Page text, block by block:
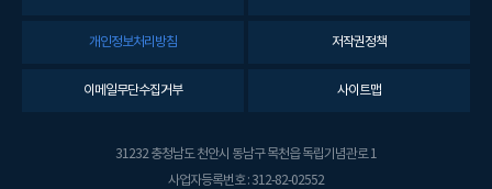
개인정보처리방침 저작권정책
이메일무단수집거부 사이트맵
31232 충청남도 천안시 동남구 목천읍 독립기념관로 1
사업자등록번호 : 312-82-02552